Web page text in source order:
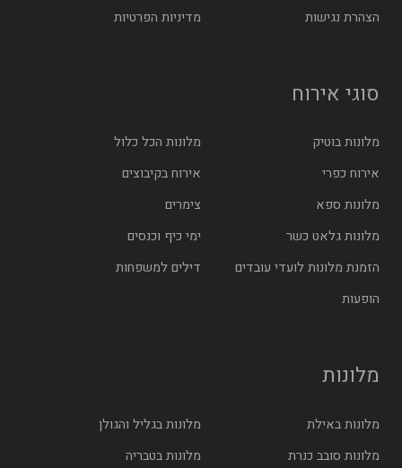
הצהרת נגישות
מדיניות הפרטיות
סוגי אירוח
מלונות בוטיק
מלונות הכל כלול
אירוח כפרי
אירוח בקיבוצים
מלונות ספא
צימרים
מלונות גלאט כשר
ימי כיף וכנסים
הזמנת מלונות לועדי עובדים
דילים למשפחות
הופעות
מלונות
מלונות באילת
מלונות בגליל והגולן
מלונות סובב כנרת
מלונות בטבריה